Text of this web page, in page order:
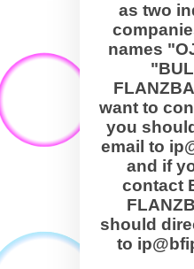
as two
names
want to
you
email to
and if
contact
should
to